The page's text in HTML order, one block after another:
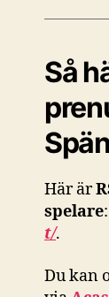
Så
Här är
spelare:
t/.
Du kan